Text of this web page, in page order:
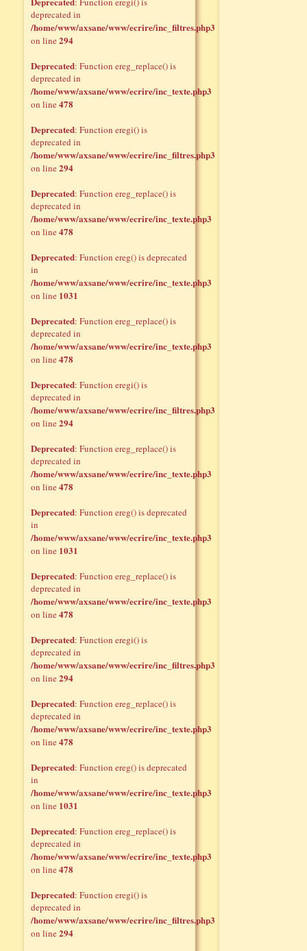
deprecated in
/home/www/axsane/www/ecrire/inc_filtres.php3
on line294
Deprecated: Function ereg_replace() is
deprecated in
/home/www/axsane/www/ecrire/inc_texte.php3
on line478
Deprecated: Function eregi() is
deprecated in
/home/www/axsane/www/ecrire/inc_filtres.php3
on line294
Deprecated: Function ereg_replace() is
deprecated in
/home/www/axsane/www/ecrire/inc_texte.php3
on line478
Deprecated: Function ereg() is deprecated
in
/home/www/axsane/www/ecrire/inc_texte.php3
on line 1031
Deprecated: Function ereg_replace() is
deprecated in
/home/www/axsane/www/ecrire/inc_texte.php3
on line478
Deprecated: Function eregi() is
deprecated in
/home/www/axsane/www/ecrire/inc_filtres.php3
on line294
Deprecated: Function ereg_replace() is
deprecated in
/home/www/axsane/www/ecrire/inc_texte.php3
on line478
Deprecated: Function ereg() is deprecated
in
/home/www/axsane/www/ecrire/inc_texte.php3
on line 1031
Deprecated: Function ereg_replace() is
deprecated in
/home/www/axsane/www/ecrire/inc_texte.php3
on line478
Deprecated: Function eregi() is
deprecated in
/home/www/axsane/www/ecrire/inc_filtres.php3
on line294
Deprecated: Function ereg_replace() is
deprecated in
/home/www/axsane/www/ecrire/inc_texte.php3
on line478
Deprecated: Function ereg() is deprecated
in
/home/www/axsane/www/ecrire/inc_texte.php3
on line 1031
Deprecated: Function ereg_replace() is
deprecated in
/home/www/axsane/www/ecrire/inc_texte.php3
on line478
Deprecated: Function eregi() is
deprecated in
/home/www/axsane/www/ecrire/inc_filtres.php3
on line294